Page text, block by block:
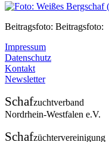
Beitragsfoto: Beitragsfoto:
Impressum
Datenschutz
Kontakt
Newsletter
Schafzuchtverband
Nordrhein-Westfalen e.V.
Schafzüchtervereinigung